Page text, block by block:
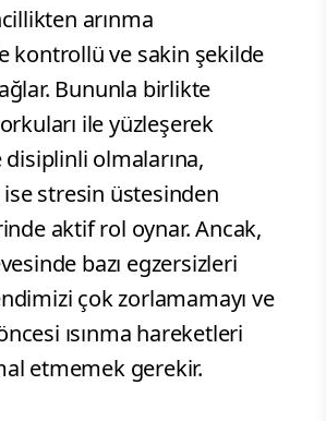
arınma
kontrollü ve sakin şekilde
Bununla birlikte
ile yüzleşerek
olmalarına,
stresin üstesinden
aktif rol oynar. Ancak,
bazı egzersizleri
çok zorlamamayı ve
ısınma hareketleri
etmemek gerekir.